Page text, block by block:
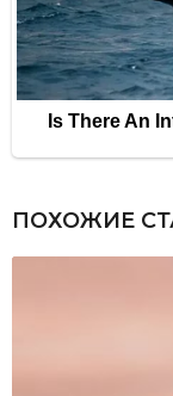
ПОХОЖИЕ